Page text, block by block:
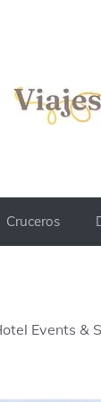
Cruceros
Events &